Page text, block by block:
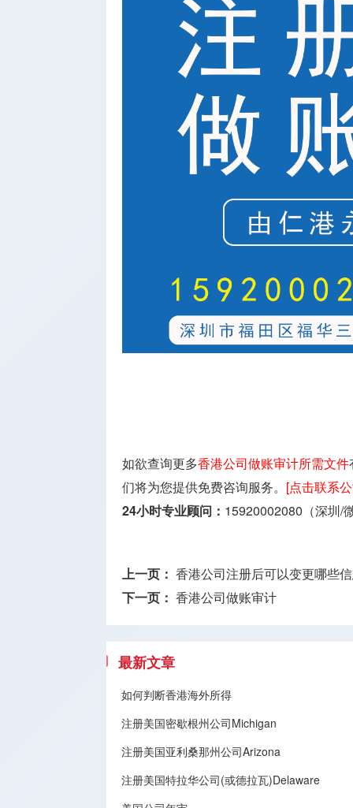
如欲查询更多香港公司做账审计所需文件
们将为您提供免费咨询服务。 [点击联系
24小时专业顾问： 15920002080（深圳/
上一页： 香港公司注册后可以变更哪些
下一页： 香港公司做账审计
最新文章
如何判断香港海外所得
注册美国密歇根州公司Michigan
注册美国亚利桑那州公司Arizona
注册美国特拉华公司(或德拉瓦)Delaware